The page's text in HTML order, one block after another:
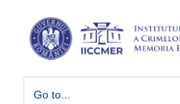
content
Go to...